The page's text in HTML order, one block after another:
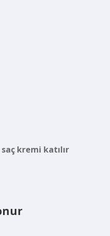
saç kremi katılır